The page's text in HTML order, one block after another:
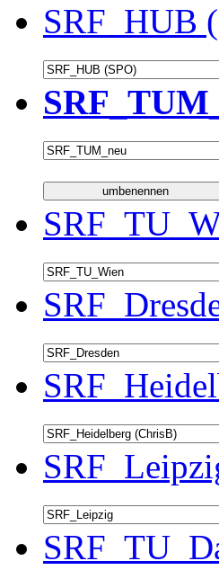
SRF_HUB